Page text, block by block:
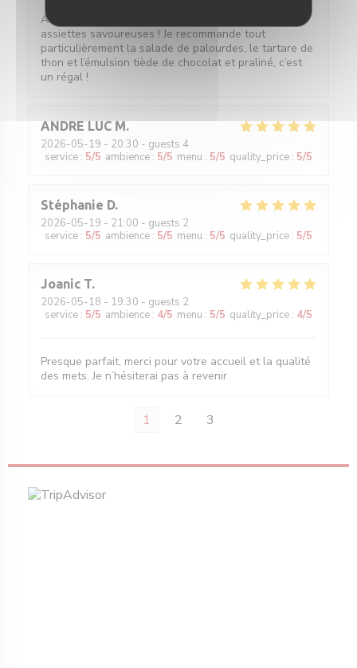
Accueil sympathique, service efficace et surtout
assiettes savoureuses ! Je recommande tout
particulièrement la salade de palourdes, le tartare de
thon et l’émulsion tiède de chocolat et praliné, c’est
un régal !
ANDRE LUC M
2026-05-19 - 20:30 - guests 4
service : 5/5 ambience : 5/5 menu : 5/5 quality_price : 5/5
Stéphanie D
2026-05-19 - 21:00 - guests 2
service : 5/5 ambience : 5/5 menu : 5/5 quality_price : 5/5
Joanic T
2026-05-18 - 19:30 - guests 2
service : 5/5 ambience : 4/5 menu : 5/5 quality_price : 4/5
Presque parfait, merci pour votre accueil et la qualité
des mets. Je n’hésiterai pas à revenir
1 2 3